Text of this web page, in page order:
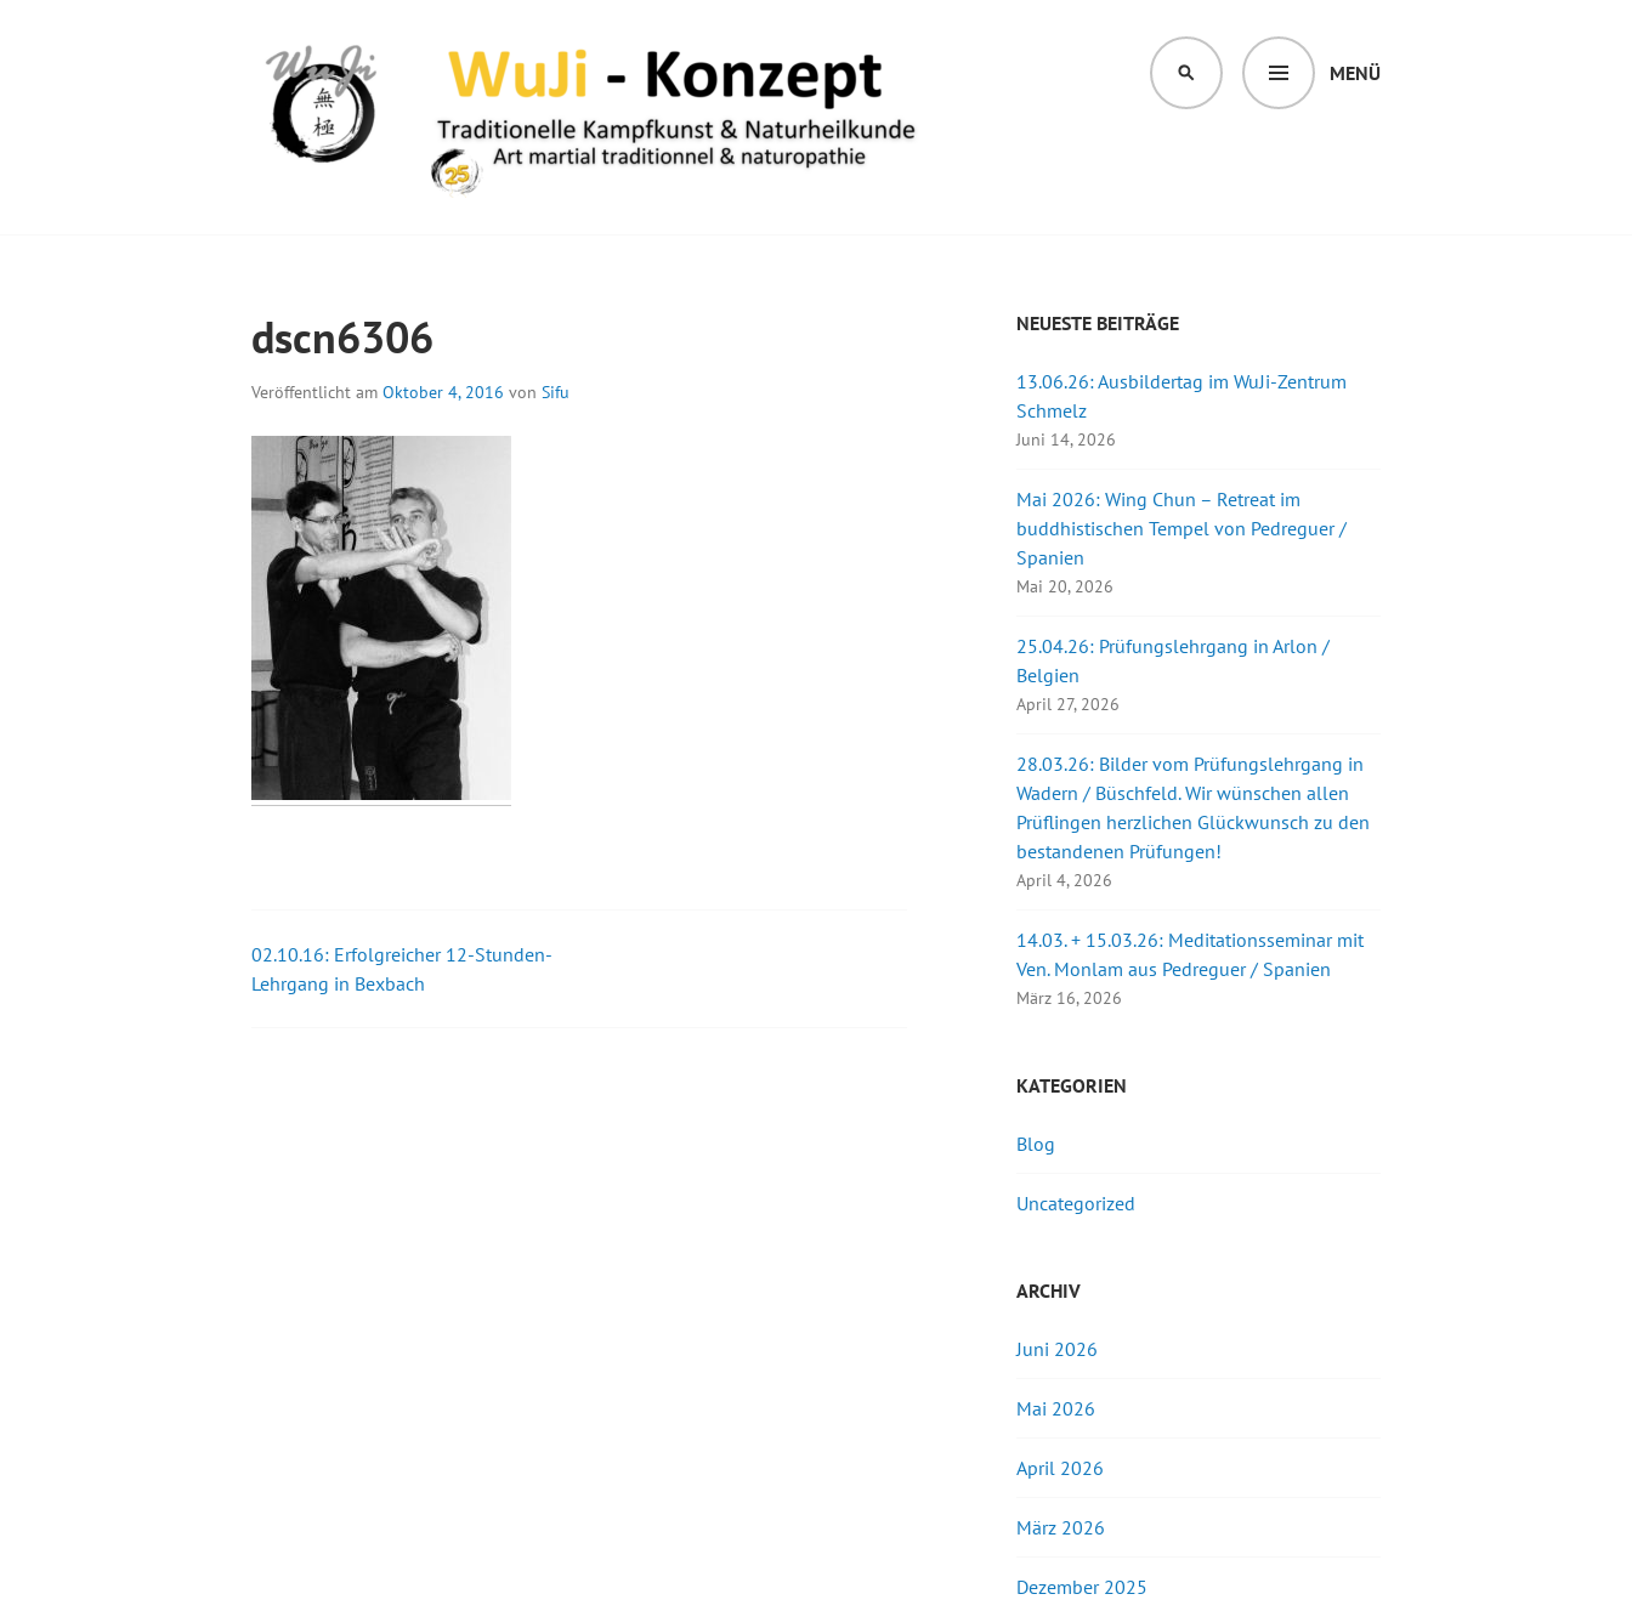
MENÜ
SUCHEN
dscn6306
Veröffentlicht am Oktober 4, 2016 von Sifu
Beitrags-
02.10.16: Erfolgreicher 12-Stunden-
Lehrgang in Bexbach
NEUESTE BEITRÄGE
13.06.26: Ausbildertag im WuJi-Zentrum
Schmelz
Juni 14, 2026
Mai 2026: Wing Chun – Retreat im
buddhistischen Tempel von Pedreguer /
Spanien
Mai 20, 2026
25.04.26: Prüfungslehrgang in Arlon /
Belgien
April 27, 2026
28.03.26: Bilder vom Prüfungslehrgang in
Wadern / Büschfeld. Wir wünschen allen
Prüflingen herzlichen Glückwunsch zu den
bestandenen Prüfungen!
April 4, 2026
14.03. + 15.03.26: Meditationsseminar mit
Ven. Monlam aus Pedreguer / Spanien
März 16, 2026
KATEGORIEN
Blog
Uncategorized
ARCHIV
Juni 2026
Mai 2026
April 2026
März 2026
Dezember 2025